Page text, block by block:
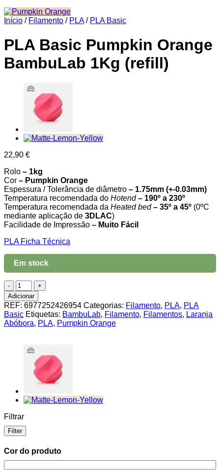
Início / Filamento / PLA / PLA Basic
PLA Basic Pumpkin Orange
BambuLab 1Kg (refill)
22,90 €
Rolo – 1kg
Cor – Pumpkin Orange
Espessura / Tolerância de diâmetro – 1.75mm (+-0.03mm)
Temperatura recomendada do Hotend– 190º a 230º
Temperatura recomendada da Heated bed – 35º a 45º (0ºC
mediante aplicação de 3DLAC)
Facilidade de Impressão – Muito Fácil
PLA Ficha Técnica
Em stock
Quantidade
de
PLA
Basic
Pumpkin
Orange
1Kg
(refill)
Adicionar
REF: 6977252426954 Categorias: Filamento, PLA, PLA
Basic Etiquetas: BambuLab, Filamento, Filamentos, Laranja
Abóbora, PLA, Pumpkin Orange
Filtrar
Filter
Cor do produto